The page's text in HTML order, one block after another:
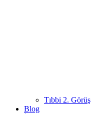
Tıbbi 2. Görüş
Blog